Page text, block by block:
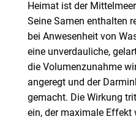
Heimat ist der
Seine Samen enthalten
bei Anwesenheit von
eine unverdauliche,
die Volumenzunahme
angeregt und der
gemacht. Die Wirkung
ein, der maximale Effekt